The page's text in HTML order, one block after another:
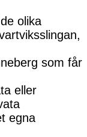
olika
som får
eller
egna